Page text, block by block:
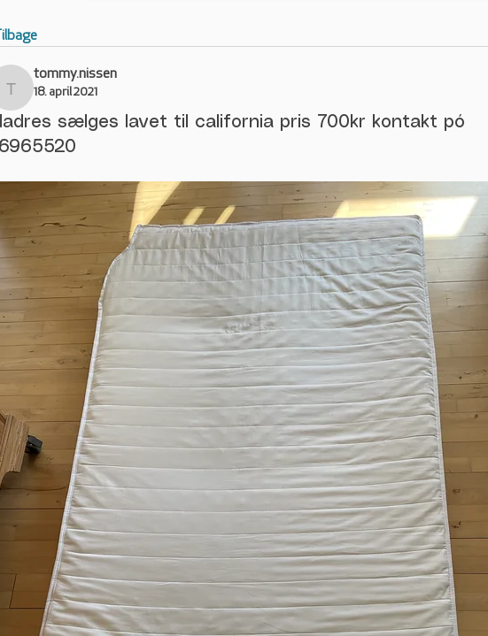
Tilbage
tommy.nissen
tommy.nissen
18. april 2021
sælges lavet til california pris 700kr kontakt pó